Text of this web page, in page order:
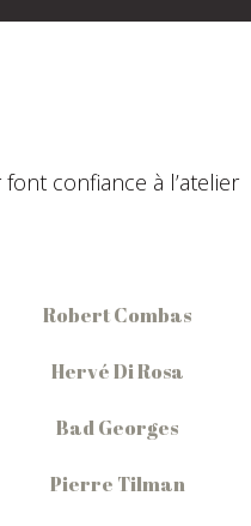
confiance à l’atelier
Robert Combas
Hervé Di Rosa
Bad Georges
Pierre Tilman